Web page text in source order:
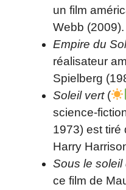
un film
Webb (2009).
Empire du
réalisateur
Spielberg
Soleil vert(
science-
1973) est tiré
Harry
Sous le soleil
ce film de